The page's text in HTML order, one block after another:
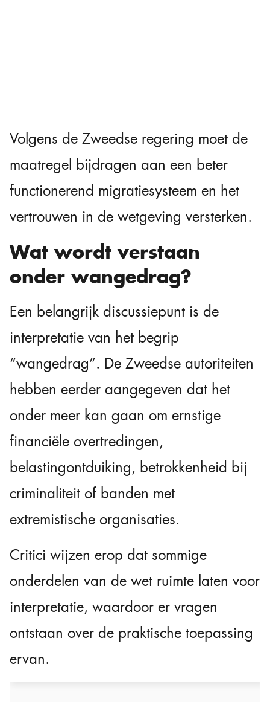
Volgens de Zweedse regering moet de
maatregel bijdragen aan een beter
functionerend migratiesysteem en het
vertrouwen in de wetgeving versterken.
Wat wordt verstaan
onder wangedrag?
Een belangrijk discussiepunt is de
interpretatie van het begrip
“wangedrag”. De Zweedse autoriteiten
hebben eerder aangegeven dat het
onder meer kan gaan om ernstige
financiële overtredingen,
belastingontduiking, betrokkenheid bij
criminaliteit of banden met
extremistische organisaties.
Critici wijzen erop dat sommige
onderdelen van de wet ruimte laten voor
interpretatie, waardoor er vragen
ontstaan over de praktische toepassing
ervan.